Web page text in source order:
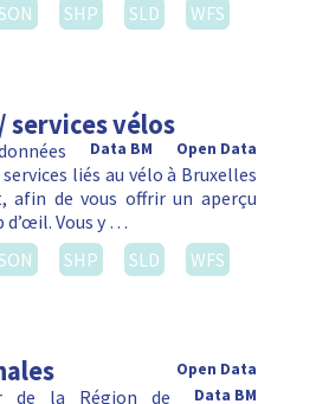
SHP SLD
WFS
services vélos
Open Data
Data BM
liés au vélo à Bruxelles
afin de vous offrir un aperçu
d’œil. Vous y …
SHP SLD
WFS
Open Data
Data BM
de la Région de